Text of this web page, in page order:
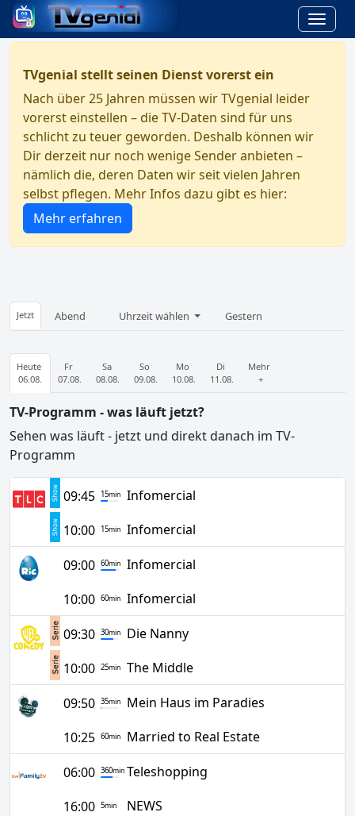
TVgenial stellt seinen Dienst vorerst ein
Nach über 25 Jahren müssen wir TVgenial leider
vorerst einstellen – die TV-Daten sind für uns
schlicht zu teuer geworden. Deshalb können wir
Dir derzeit nur noch wenige Sender anbieten –
nämlich die, deren Daten wir seit vielen Jahren
selbst pflegen. Mehr Infos dazu gibt es hier:
Mehr erfahren
Jetzt Abend Uhrzeit wählen Gestern
Heute
06.08.
Fr
07.08.
Sa
08.08.
So
09.08.
Mo
10.08.
Di
11.08.
Mehr
+
TV-Programm - was läuft jetzt?
Sehen was läuft - jetzt und direkt danach im TV-
Programm
09:45 15min
Infomercial
10:00
15min Infomercial
09:00 60min
Infomercial
10:00 60min Infomercial
09:30 30min
Die Nanny
10:00 25min The Middle
09:50 35min
Mein Haus im Paradies
10:25 60min Married to Real Estate
06:00 360min Teleshopping
16:00 5min NEWS